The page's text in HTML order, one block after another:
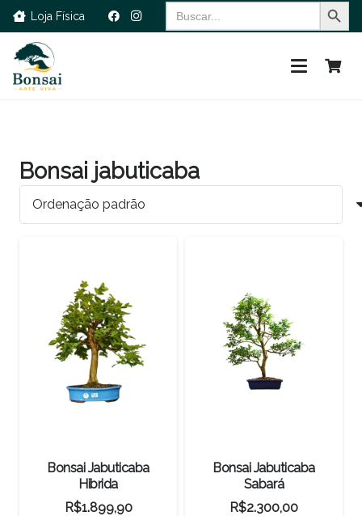
Loja Física
Search
for:
Bonsai jabuticaba
Bonsai Jabuticaba
Hibrida
R$1.899,90
Bonsai Jabuticaba
Sabará
R$2.300,00